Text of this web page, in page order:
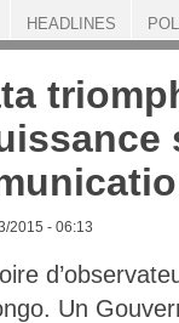
2015 - 06:13
Un
HEADLINES